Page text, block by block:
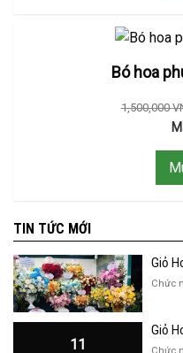
Bó hoa
1,500,000
TIN TỨC MỚI
Giỏ
Chức
11
Giỏ
Chức